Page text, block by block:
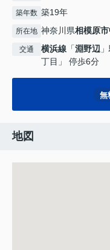
築年数 築19年
所在地 神奈川県相模原
交通 横浜線 「淵野辺
丁目」 停歩6分
無
地図